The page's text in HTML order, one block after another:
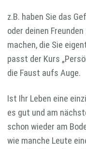
z.B. haben Sie das
oder deinen
machen, die Sie
passt der Kurs
die Faust aufs Auge.
Ist Ihr Leben eine
es gut und am
schon wieder am
wie manche Leute